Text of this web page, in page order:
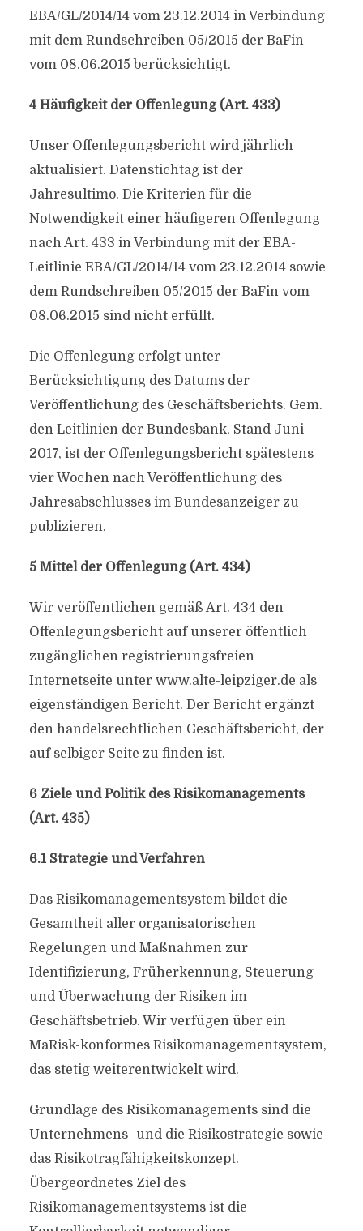
EBA/GL/2014/14 vom 23.12.2014 in Verbindung
mit dem Rundschreiben 05/2015 der BaFin
vom 08.06.2015 berücksichtigt.
4 Häufigkeit der Offenlegung (Art. 433)
Unser Offenlegungsbericht wird jährlich
aktualisiert. Datenstichtag ist der
Jahresultimo. Die Kriterien für die
Notwendigkeit einer häufigeren Offenlegung
nach Art. 433 in Verbindung mit der EBA-
Leitlinie EBA/GL/2014/14 vom 23.12.2014 sowie
dem Rundschreiben 05/2015 der BaFin vom
08.06.2015 sind nicht erfüllt.
Die Offenlegung erfolgt unter
Berücksichtigung des Datums der
Veröffentlichung des Geschäftsberichts. Gem.
den Leitlinien der Bundesbank, Stand Juni
2017, ist der Offenlegungsbericht spätestens
vier Wochen nach Veröffentlichung des
Jahresabschlusses im Bundesanzeiger zu
publizieren.
5 Mittel der Offenlegung (Art. 434)
Wir veröffentlichen gemäß Art. 434 den
Offenlegungsbericht auf unserer öffentlich
zugänglichen registrierungsfreien
Internetseite unter www.alte-leipziger.de als
eigenständigen Bericht. Der Bericht ergänzt
den handelsrechtlichen Geschäftsbericht, der
auf selbiger Seite zu finden ist.
6 Ziele und Politik des Risikomanagements
(Art. 435)
6.1 Strategie und Verfahren
Das Risikomanagementsystem bildet die
Gesamtheit aller organisatorischen
Regelungen und Maßnahmen zur
Identifizierung, Früherkennung, Steuerung
und Überwachung der Risiken im
Geschäftsbetrieb. Wir verfügen über ein
MaRisk-konformes Risikomanagementsystem,
das stetig weiterentwickelt wird.
Grundlage des Risikomanagements sind die
Unternehmens- und die Risikostrategie sowie
das Risikotragfähigkeitskonzept.
Übergeordnetes Ziel des
Risikomanagementsystems ist die